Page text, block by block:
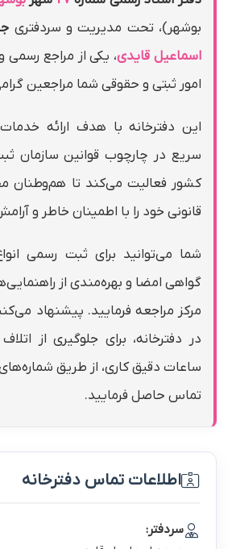
بوشهر)، تحت مدیریت و سردفتری
اسماعيل قايدي، یکی از مراجع رسمی
امور ثبتی و حقوقی شما مراجعین
این دفترخانه با هدف ارائه
سریع در چارچوب قوانین سازمان
کشور فعالیت می‌کند تا هم‌وطنان
قانونی خود را با اطمینان خاطر و
شما می‌توانید برای ثبت رسمی
گواهی امضا و بهره‌مندی از
مرکز مراجعه فرمایید. پیشنهاد
در دفترخانه، برای جلوگیری از
ساعات دقیق کاری، از طریق
تماس حاصل فرمایید.
اطلاعات تماس دفترخانه
سردفتر: